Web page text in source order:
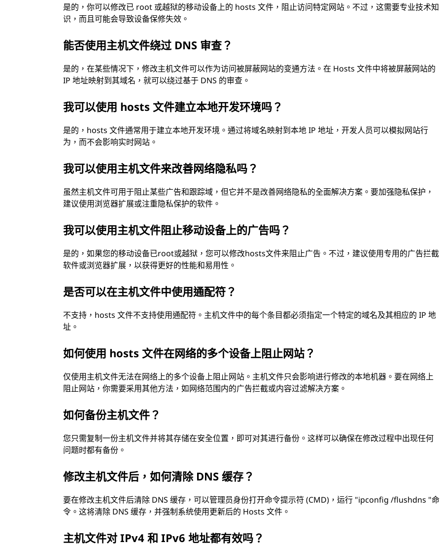
是的，你可以修改已 root 或越狱的移动设备上的 hosts 文件，阻止访问特定网站。不过，这需要专业技术知
识，而且可能会导致设备保修失效。
能否使用主机文件绕过 DNS 审查？
是的，在某些情况下，修改主机文件可以作为访问被屏蔽网站的变通方法。在 Hosts 文件中将被屏蔽网站的
IP 地址映射到其域名，就可以绕过基于 DNS 的审查。
我可以使用 hosts 文件建立本地开发环境吗？
是的，hosts 文件通常用于建立本地开发环境。通过将域名映射到本地 IP 地址，开发人员可以模拟网站行
为，而不会影响实时网站。
我可以使用主机文件来改善网络隐私吗？
虽然主机文件可用于阻止某些广告和跟踪域，但它并不是改善网络隐私的全面解决方案。要加强隐私保护，
建议使用浏览器扩展或注重隐私保护的软件。
我可以使用主机文件阻止移动设备上的广告吗？
是的，如果您的移动设备已root或越狱，您可以修改hosts文件来阻止广告。不过，建议使用专用的广告拦截
软件或浏览器扩展，以获得更好的性能和易用性。
是否可以在主机文件中使用通配符？
不支持，hosts 文件不支持使用通配符。主机文件中的每个条目都必须指定一个特定的域名及其相应的 IP 地
址。
如何使用 hosts 文件在网络的多个设备上阻止网站？
仅使用主机文件无法在网络上的多个设备上阻止网站。主机文件只会影响进行修改的本地机器。要在网络上
阻止网站，你需要采用其他方法，如网络范围内的广告拦截或内容过滤解决方案。
如何备份主机文件？
您只需复制一份主机文件并将其存储在安全位置，即可对其进行备份。这样可以确保在修改过程中出现任何
问题时都有备份。
修改主机文件后，如何清除 DNS 缓存？
要在修改主机文件后清除 DNS 缓存，可以管理员身份打开命令提示符 (CMD)，运行 "ipconfig /flushdns "命
令。这将清除 DNS 缓存，并强制系统使用更新后的 Hosts 文件。
主机文件对 IPv4 和 IPv6 地址都有效吗？